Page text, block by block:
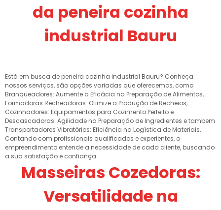
da peneira cozinha
industrial Bauru
Está em busca de peneira cozinha industrial Bauru? Conheça
nossos serviços, são opções variadas que oferecemos, como
Branqueadores: Aumente a Eficácia na Preparação de Alimentos,
Formadoras Recheadoras: Otimize a Produção de Recheios,
Cozinhadores: Equipamentos para Cozimento Perfeito e
Descascadoras: Agilidade na Preparação de Ingredientes e tambem
Transportadores Vibratórios: Eficiência na Logística de Materiais.
Contando com profissionais qualificados e experientes, o
empreendimento entende a necessidade de cada cliente, buscando
a sua satisfação e confiança.
Masseiras Cozedoras:
Versatilidade na